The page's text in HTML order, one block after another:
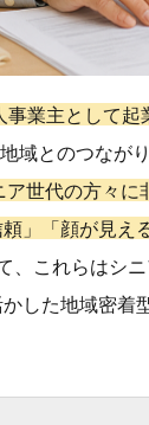
業主として起
域とのつなが
世代の方々に
」「顔が見え
、これらはシ
した地域密